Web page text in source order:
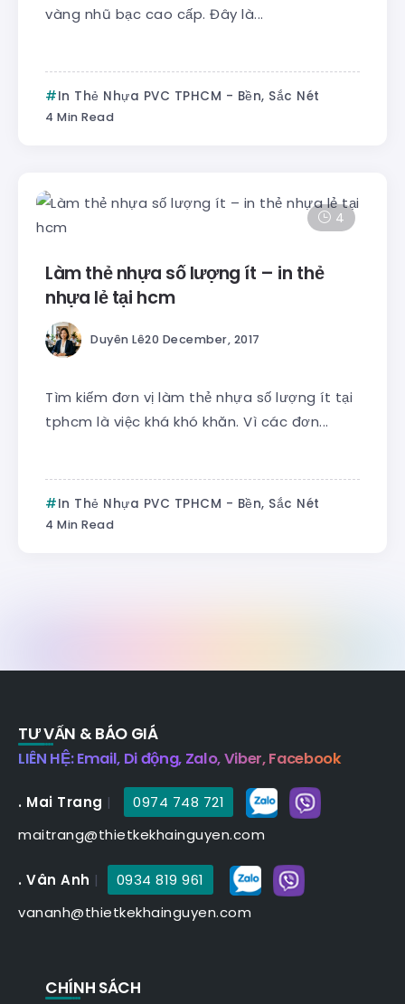
vàng nhũ bạc cao cấp. Đây là...
In Thẻ Nhựa PVC TPHCM - Bền, Sắc Nét
4 Min Read
4
Làm thẻ nhựa số lượng ít – in thẻ
nhựa lẻ tại hcm
Duyên Lê20 December, 2017
Tìm kiếm đơn vị làm thẻ nhựa số lượng ít tại
tphcm là việc khá khó khăn. Vì các đơn...
In Thẻ Nhựa PVC TPHCM - Bền, Sắc Nét
4 Min Read
TƯ VẤN & BÁO GIÁ
LIÊN HỆ: Email, Di động, Zalo, Viber, Facebook
. Mai Trang |
0974 748 721
maitrang@thietkekhainguyen.com
. Vân Anh |
0934 819 961
vananh@thietkekhainguyen.com
CHÍNH SÁCH